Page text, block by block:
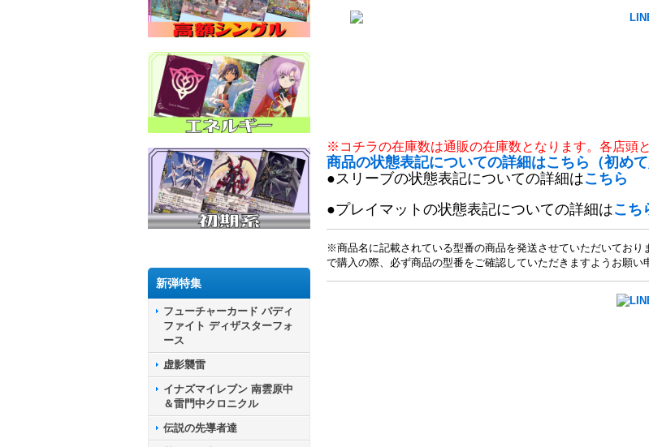
新弾特集
フューチャーカード バディ
ファイト ディザスターフォ
ース
虚影襲雷
イナズマイレブン 南雲原中
＆雷門中クロニクル
伝説の先導者達
※コチラの在庫数は通販の在庫数となります。各店頭
商品の状態表記についての詳細はこちら（初め
●スリーブの状態表記についての詳細はこちら
●プレイマットの状態表記についての詳細はこち
※商品名に記載されている型番の商品を発送させていただいてお
で購入の際、必ず商品の型番をご確認していただきますようお願い